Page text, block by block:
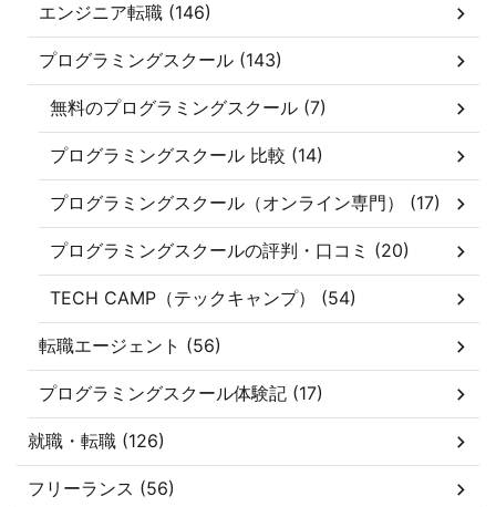
エンジニア転職 (146)
プログラミングスクール (143)
無料のプログラミングスクール (7)
プログラミングスクール 比較 (14)
プログラミングスクール（オンライン専門） (17)
プログラミングスクールの評判・口コミ (20)
TECH CAMP（テックキャンプ） (54)
転職エージェント (56)
プログラミングスクール体験記 (17)
就職・転職 (126)
フリーランス (56)